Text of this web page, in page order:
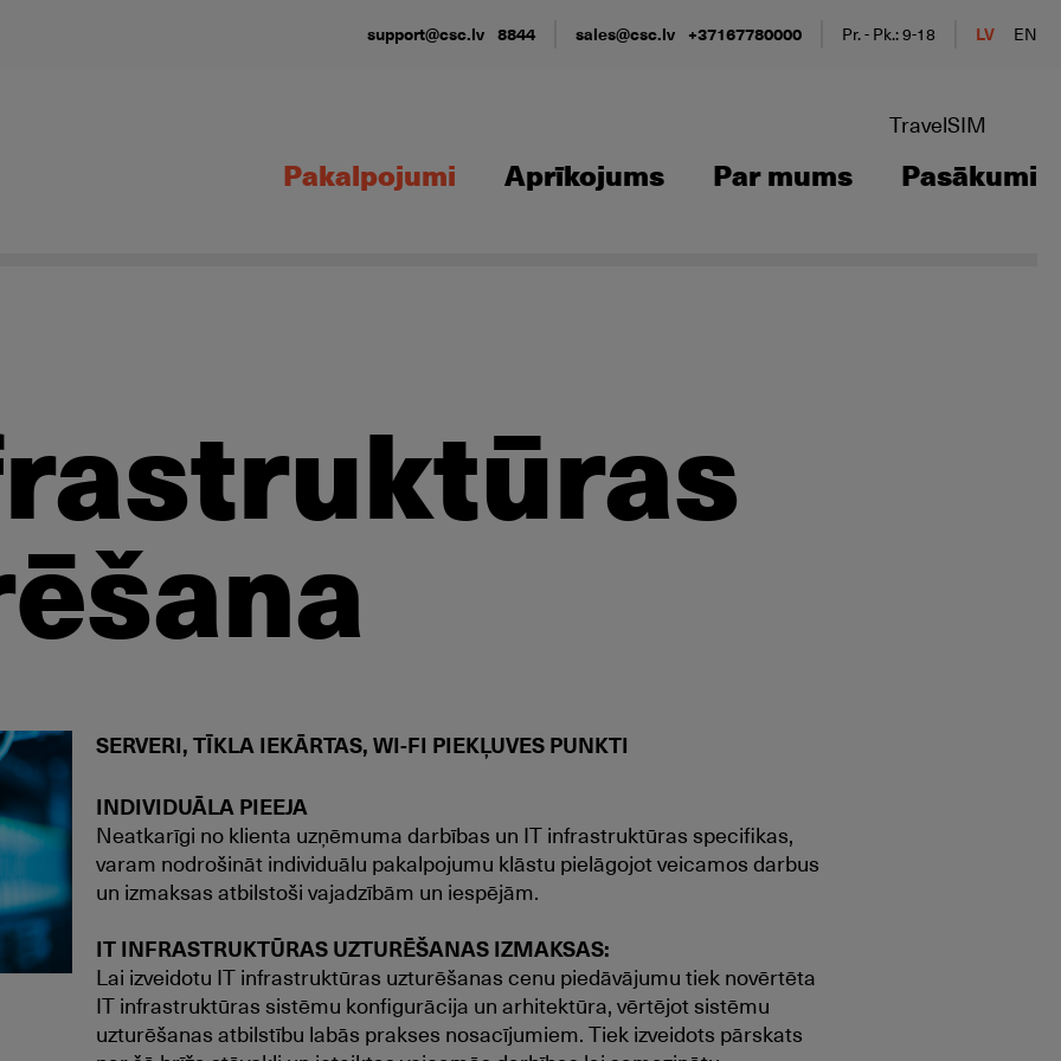
support@csc.lv 8844 sales@csc.lv +37167780000 Pr. - Pk.: 9-18 LV EN
TravelSIM
Pakalpojumi Aprīkojums Par mums Pasākumi
SERVERI, TĪKLA IEKĀRTAS, WI-FI PIEKĻUVES PUNKTI
INDIVIDUĀLA PIEEJA
Neatkarīgi no klienta uzņēmuma darbības un IT infrastruktūras specifikas,
varam nodrošināt individuālu pakalpojumu klāstu pielāgojot veicamos darbus
un izmaksas atbilstoši vajadzībām un iespējām.
IT INFRASTRUKTŪRAS UZTURĒŠANAS IZMAKSAS:
Lai izveidotu IT infrastruktūras uzturēšanas cenu piedāvājumu tiek novērtēta
IT infrastruktūras sistēmu konfigurācija un arhitektūra, vērtējot sistēmu
uzturēšanas atbilstību labās prakses nosacījumiem. Tiek izveidots pārskats